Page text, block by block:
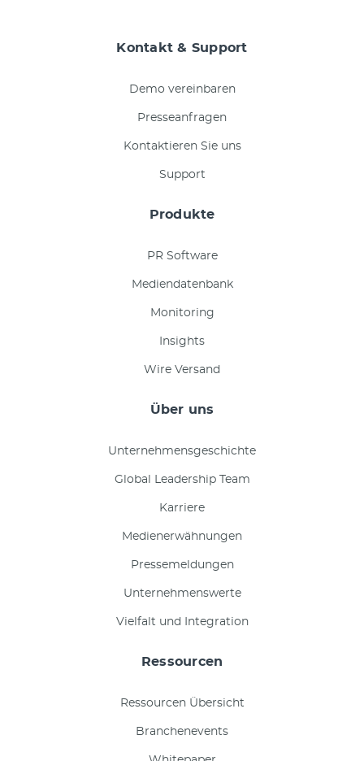
Kontakt & Support
Demo vereinbaren
Presseanfragen
Kontaktieren Sie uns
Support
Produkte
PR Software
Mediendatenbank
Monitoring
Insights
Wire Versand
Über uns
Unternehmensgeschichte
Global Leadership Team
Karriere
Medienerwähnungen
Pressemeldungen
Unternehmenswerte
Vielfalt und Integration
Ressourcen
Ressourcen Übersicht
Branchenevents